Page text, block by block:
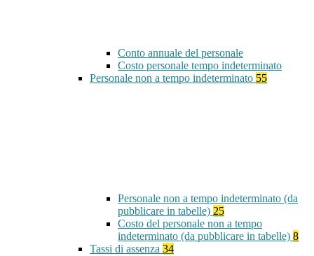
Conto annuale del personale
Costo personale tempo indeterminato
Personale non a tempo indeterminato 55
Personale non a tempo indeterminato (da
pubblicare in tabelle) 25
Costo del personale non a tempo
indeterminato (da pubblicare in tabelle) 8
Tassi di assenza 34